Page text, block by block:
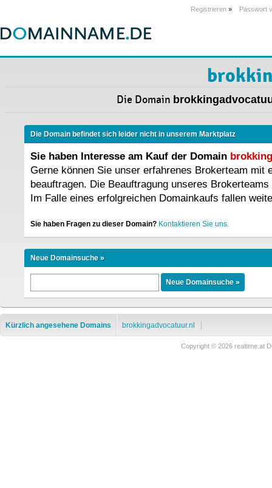
Registrieren » Passwort
Die Domain
Die Domain befindet sich leider nicht in unserem Marktplatz
Sie haben Interesse am Kauf der Domain
Gerne können Sie unser erfahrenes Brokerteam mit
beauftragen. Die Beauftragung unseres
Im Falle eines erfolgreichen Domainkaufs fallen
Sie haben Fragen zu dieser Domain? Kontaktieren Sie uns.
Neue Domainsuche »
Kürzlich angesehene Domains brokkingadvocatuur.nl
Copyright © 2026 realtime.at